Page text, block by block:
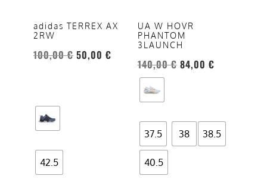
adidas TERREX AX
2RW
100,00€ 50,00 €
42.5
opzioni
possono
essere
del
prodotto
UA W HOVR
PHANTOM
3LAUNCH
140,00€ 84,00 €
37.5 38 38.5
40.5
opzioni
possono
essere
scelte
pagina
prodotto